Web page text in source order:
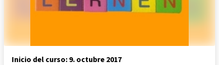
Inicio del curso: 9. octubre 2017